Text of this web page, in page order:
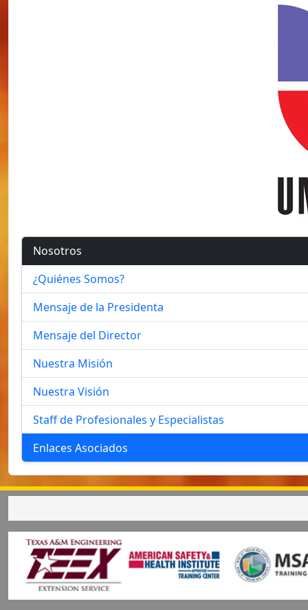
Nosotros
¿Quiénes Somos?
Mensaje de la Presidenta
Mensaje del Director
Nuestra Misión
Nuestra Visión
Staff de Profesionales y Especialistas
Enlaces Asociados